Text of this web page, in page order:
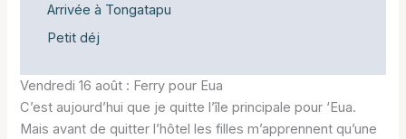
Arrivée à Tongatapu
Petit déj
Vendredi 16 août : Ferry pour Eua
C’est aujourd’hui que je quitte l’île principale pour ‘Eua.
Mais avant de quitter l’hôtel les filles m’apprennent qu’une